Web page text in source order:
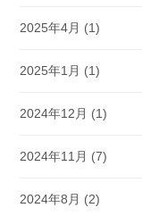
2025年4月 (1)
2025年1月 (1)
2024年12月 (1)
2024年11月 (7)
2024年8月 (2)